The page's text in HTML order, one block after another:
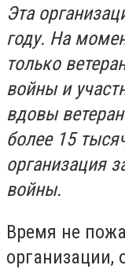
Эта
году. На
только
войны и
вдовы
более 15
организация
войны.
Время не
организации,